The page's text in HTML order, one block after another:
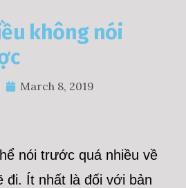
không nói
March 8, 2019
nói trước quá nhiều về
đi. Ít nhất là đối với bản